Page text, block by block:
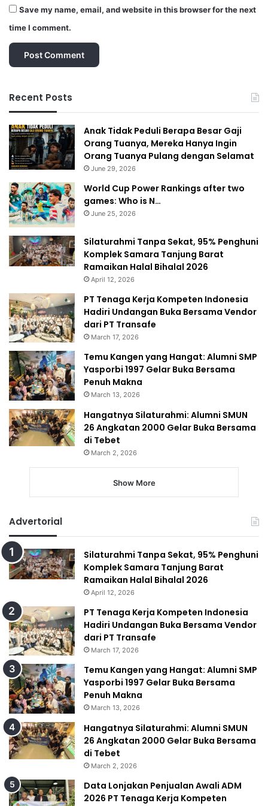
Save my name, email, and website in this browser for the next
time I comment.
Recent Posts
Anak Tidak Peduli Berapa Besar Gaji
Orang Tuanya, Mereka Hanya Ingin
Orang Tuanya Pulang dengan Selamat
June 29, 2026
World Cup Power Rankings after two
games: Who is N…
June 25, 2026
Silaturahmi Tanpa Sekat, 95% Penghuni
Komplek Samara Tanjung Barat
Ramaikan Halal Bihalal 2026
April 12, 2026
PT Tenaga Kerja Kompeten Indonesia
Hadiri Undangan Buka Bersama Vendor
dari PT Transafe
March 17, 2026
Temu Kangen yang Hangat: Alumni SMP
Yasporbi 1997 Gelar Buka Bersama
Penuh Makna
March 13, 2026
Hangatnya Silaturahmi: Alumni SMUN
26 Angkatan 2000 Gelar Buka Bersama
di Tebet
March 2, 2026
Show More
Advertorial
Silaturahmi Tanpa Sekat, 95% Penghuni
Komplek Samara Tanjung Barat
Ramaikan Halal Bihalal 2026
April 12, 2026
PT Tenaga Kerja Kompeten Indonesia
Hadiri Undangan Buka Bersama Vendor
dari PT Transafe
March 17, 2026
Temu Kangen yang Hangat: Alumni SMP
Yasporbi 1997 Gelar Buka Bersama
Penuh Makna
March 13, 2026
Hangatnya Silaturahmi: Alumni SMUN
26 Angkatan 2000 Gelar Buka Bersama
di Tebet
March 2, 2026
Data Lonjakan Penjualan Awali ADM
2026 PT Tenaga Kerja Kompeten